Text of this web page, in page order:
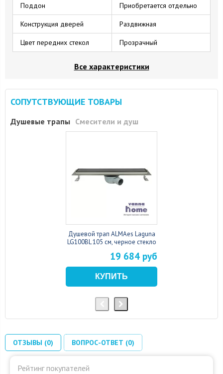
Поддон Приобретается отдельно
Конструкция дверей Раздвижная
Цвет передних стекол Прозрачный
Все характеристики
СОПУТСТВУЮЩИЕ ТОВАРЫ
Душевые трапы Смесители и душ
Душевой трап ALMAes Laguna
LG100BL 105 см, черное стекло
19 684 руб
ОТЗЫВЫ (0) ВОПРОС-ОТВЕТ (0)
Рейтинг покупателей